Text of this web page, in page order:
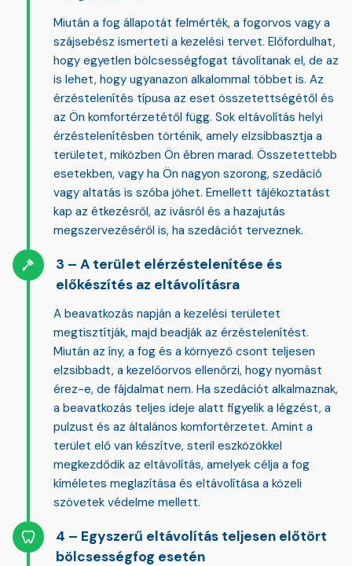
Miután a fog állapotát felmérték, a fogorvos vagy a
szájsebész ismerteti a kezelési tervet. Előfordulhat,
hogy egyetlen bölcsességfogat távolítanak el, de az
is lehet, hogy ugyanazon alkalommal többet is. Az
érzéstelenítés típusa az eset összetettségétől és
az Ön komfortérzetétől függ. Sok eltávolítás helyi
érzéstelenítésben történik, amely elzsibbasztja a
területet, miközben Ön ébren marad. Összetettebb
esetekben, vagy ha Ön nagyon szorong, szedáció
vagy altatás is szóba jöhet. Emellett tájékoztatást
kap az étkezésről, az ivásról és a hazajutás
megszervezéséről is, ha szedációt terveznek.
A terület elérzéstelenítése és
előkészítés az eltávolításra
A beavatkozás napján a kezelési területet
megtisztítják, majd beadják az érzéstelenítést.
Miután az íny, a fog és a környező csont teljesen
elzsibbadt, a kezelőorvos ellenőrzi, hogy nyomást
érez-e, de fájdalmat nem. Ha szedációt alkalmaznak,
a beavatkozás teljes ideje alatt figyelik a légzést, a
pulzust és az általános komfortérzetet. Amint a
terület elő van készítve, steril eszközökkel
megkezdődik az eltávolítás, amelyek célja a fog
kíméletes meglazítása és eltávolítása a közeli
szövetek védelme mellett.
Egyszerű eltávolítás teljesen előtört
bölcsességfog esetén